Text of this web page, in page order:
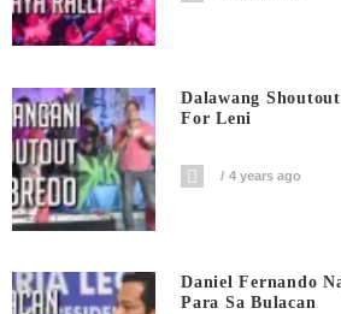
Dalawang
For Leni
4 years ago
Daniel Fernando
Para Sa Bulacan